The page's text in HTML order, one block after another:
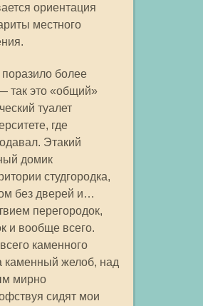
ориентация
местного
поразило более
так это «общий»
туалет
где
Этакий
домик
студгородка,
без дверей и…
перегородок,
и вообще всего.
каменного
каменный желоб, над
мирно
сидят мои